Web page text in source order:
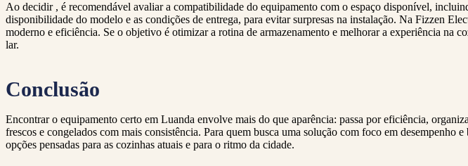
Ao decidir , é recomendável avaliar a compatibilidade do equipamento com o espaço disponível,
disponibilidade do modelo e as condições de entrega, para evitar surpresas na instalação. Na Fizzen
moderno e eficiência. Se o objetivo é otimizar a rotina de armazenamento e melhorar a experiência
lar.
Conclusão
Encontrar o equipamento certo em Luanda envolve mais do que aparência: passa por eficiência,
frescos e congelados com mais consistência. Para quem busca uma solução com foco em
opções pensadas para as cozinhas atuais e para o ritmo da cidade.